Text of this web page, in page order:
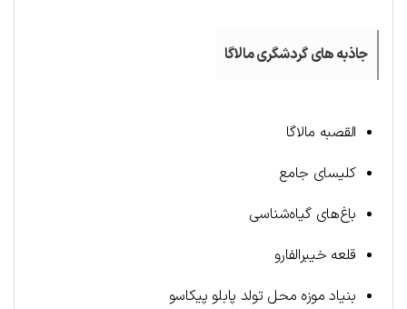
جاذبه های گردشگری مالاگا
القصبه مالاگا
کلیسای جامع
باغ‌های گیاه‌شناسی
قلعه خیبرالفارو
بنیاد موزه محل تولد پابلو پیکاسو